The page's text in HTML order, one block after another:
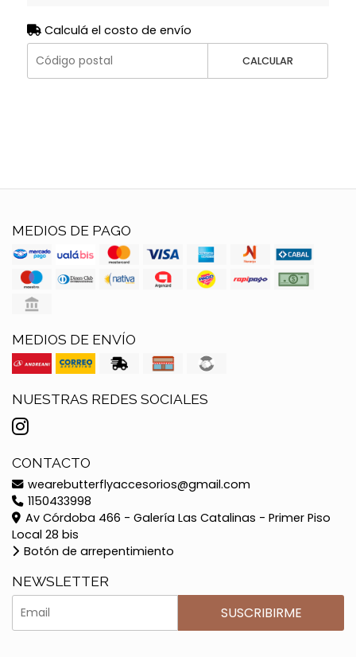
Calculá el costo de envío
CALCULAR
MEDIOS DE PAGO
MEDIOS DE ENVÍO
NUESTRAS REDES SOCIALES
CONTACTO
wearebutterflyaccesorios@gmail.com
1150433998
Av Córdoba 466 - Galería Las Catalinas - Primer Piso
Local 28 bis
Botón de arrepentimiento
NEWSLETTER
SUSCRIBIRME